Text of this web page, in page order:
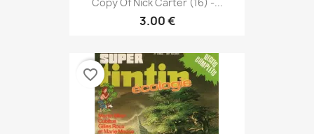
3.00 €
favorite_border